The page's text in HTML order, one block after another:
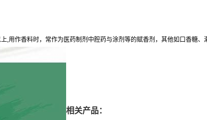
作香料时，常作为医药制剂中腔药与涂剂等的赋香剂，其他如口香糖、
相关产品：